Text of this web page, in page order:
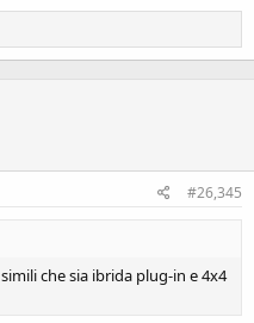
#26,345
che sia ibrida plug-in e 4x4